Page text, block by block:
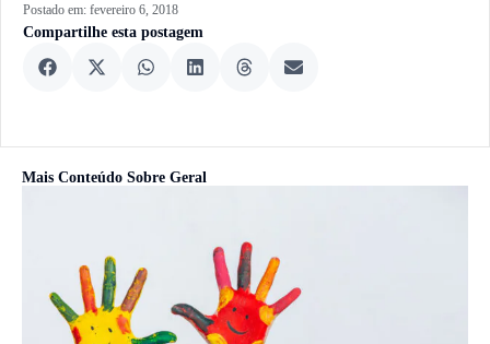
Postado em: fevereiro 6, 2018
Compartilhe esta postagem
Mais Conteúdo Sobre Geral